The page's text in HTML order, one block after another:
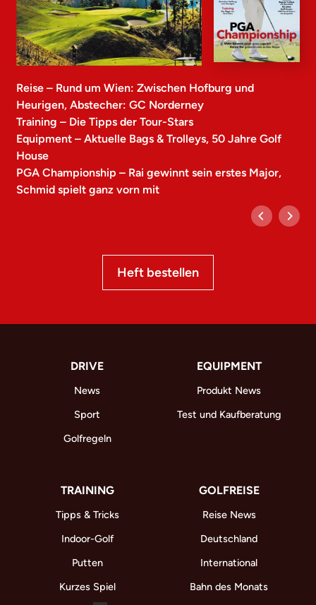
Reise – Rund um Wien: Zwischen Hofburg und
Heurigen, Abstecher: GC Norderney
Training – Die Tipps der Tour-Stars
Equipment – Aktuelle Bags & Trolleys, 50 Jahre Golf
House
PGA Championship – Rai gewinnt sein erstes Major,
Schmid spielt ganz vorn mit
Heft bestellen
DRIVE
News
Sport
Golfregeln
EQUIPMENT
Produkt News
Test und Kaufberatung
TRAINING
Tipps & Tricks
Indoor-Golf
Putten
Kurzes Spiel
GOLFREISE
Reise News
Deutschland
International
Bahn des Monats